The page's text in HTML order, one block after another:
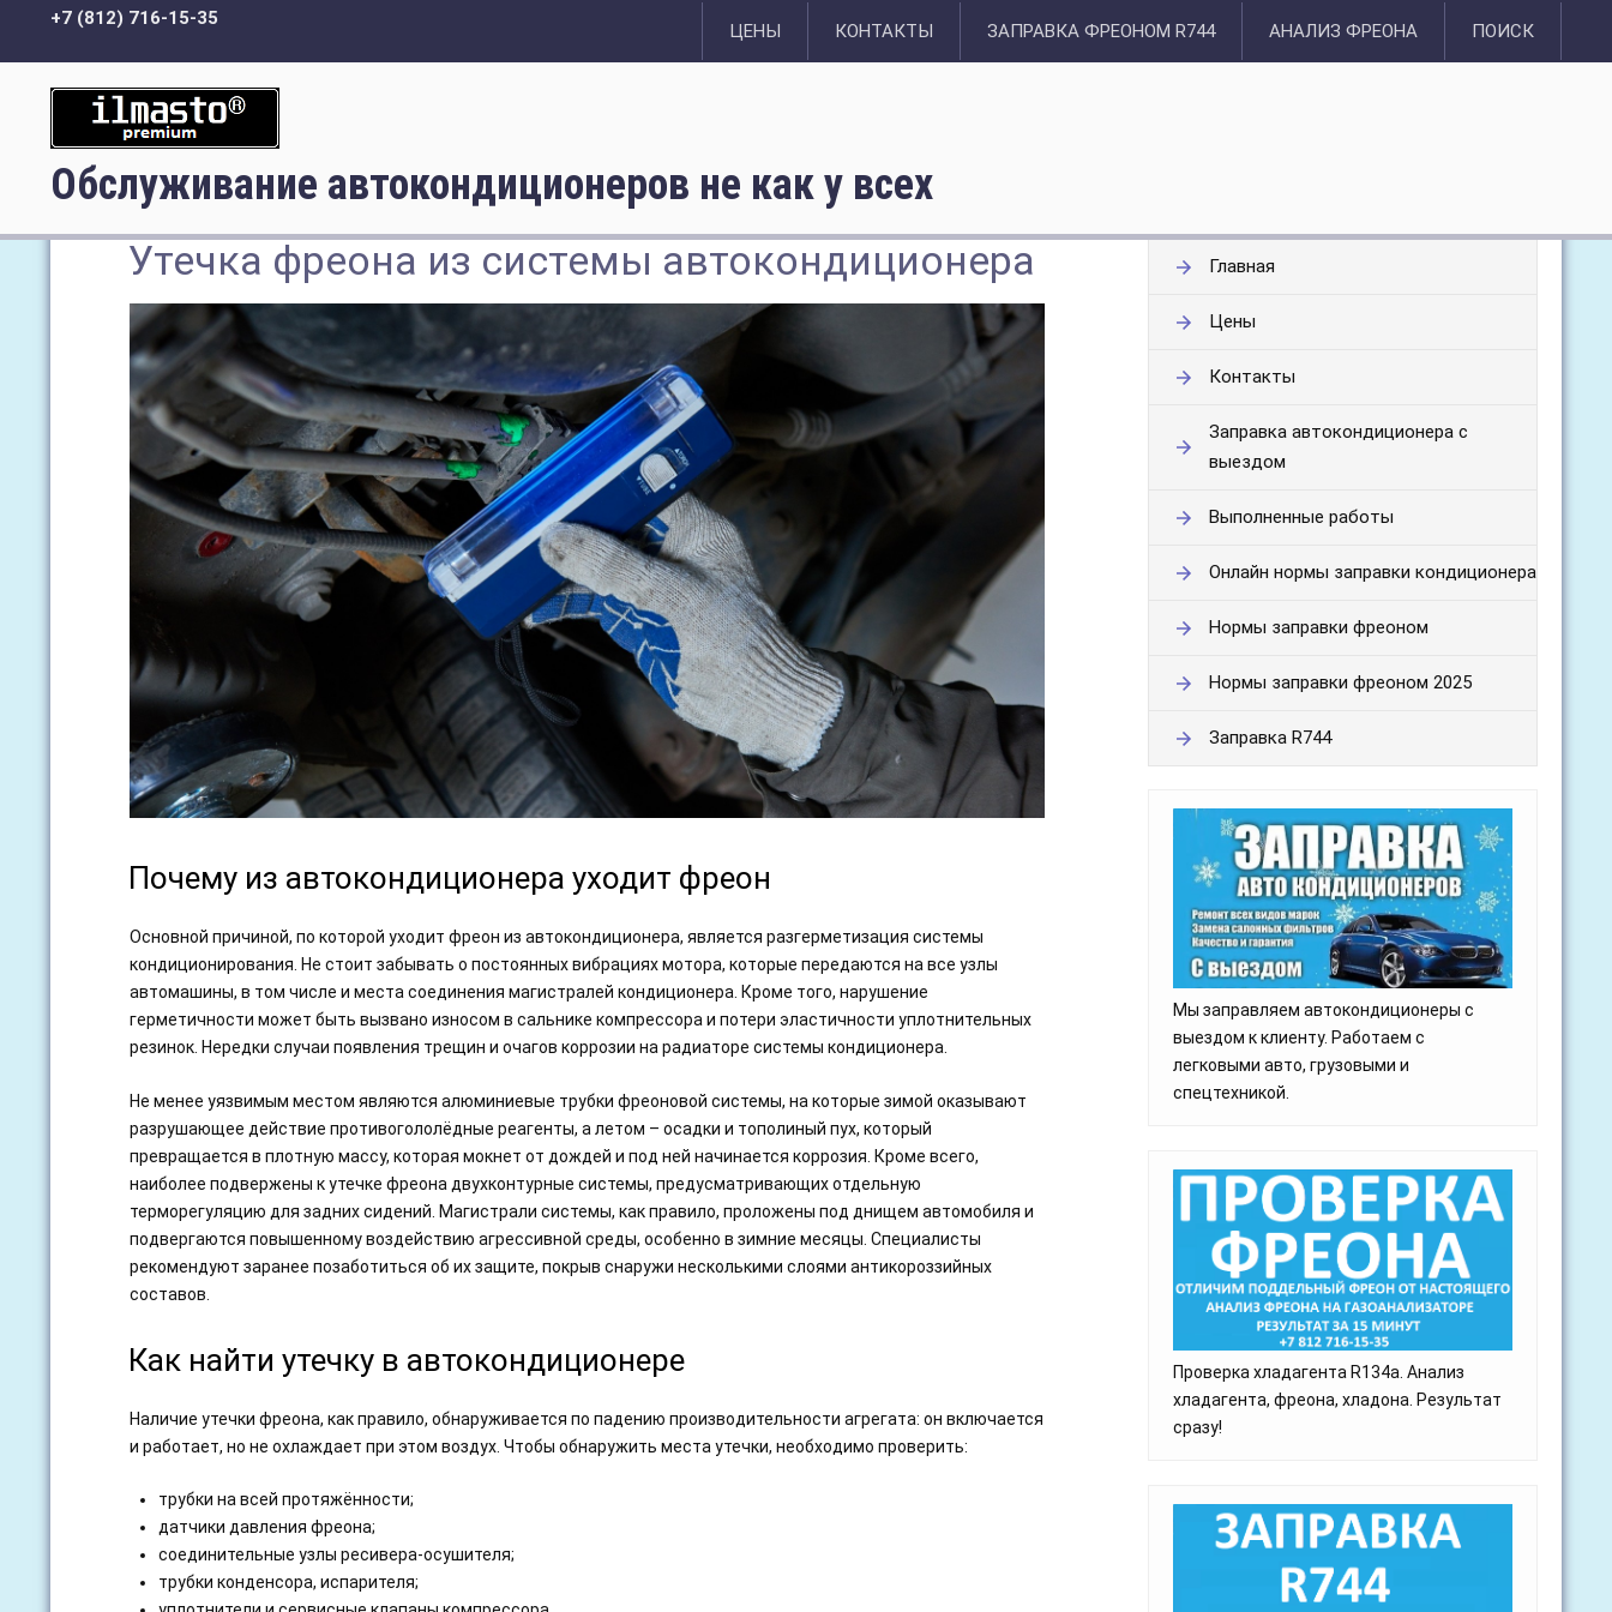
+7 (812) 716-15-35
ЦЕНЫ КОНТАКТЫ ЗАПРАВКА ФРЕОНОМ R744 АНАЛИЗ ФРЕОНА ПОИСК
Обслуживание автокондиционеров не как у всех
Утечка фреона из системы автокондиционера
Почему из автокондиционера уходит фреон
Основной причиной, по которой уходит фреон из автокондиционера, является разгерметизация системы
кондиционирования. Не стоит забывать о постоянных вибрациях мотора, которые передаются на все узлы
автомашины, в том числе и места соединения магистралей кондиционера. Кроме того, нарушение
герметичности может быть вызвано износом в сальнике компрессора и потери эластичности уплотнительных
резинок. Нередки случаи появления трещин и очагов коррозии на радиаторе системы кондиционера.
Не менее уязвимым местом являются алюминиевые трубки фреоновой системы, на которые зимой оказывают
разрушающее действие противогололёдные реагенты, а летом – осадки и тополиный пух, который
превращается в плотную массу, которая мокнет от дождей и под ней начинается коррозия. Кроме всего,
наиболее подвержены к утечке фреона двухконтурные системы, предусматривающих отдельную
терморегуляцию для задних сидений. Магистрали системы, как правило, проложены под днищем автомобиля и
подвергаются повышенному воздействию агрессивной среды, особенно в зимние месяцы. Специалисты
рекомендуют заранее позаботиться об их защите, покрыв снаружи несколькими слоями антикороззийных
составов.
Как найти утечку в автокондиционере
Наличие утечки фреона, как правило, обнаруживается по падению производительности агрегата: он включается
и работает, но не охлаждает при этом воздух. Чтобы обнаружить места утечки, необходимо проверить:
трубки на всей протяжённости;
датчики давления фреона;
соединительные узлы ресивера-осушителя;
трубки конденсора, испарителя;
Главная
Цены
Контакты
Заправка автокондиционера с
выездом
Выполненные работы
Онлайн нормы заправки кондиционера
Нормы заправки фреоном
Нормы заправки фреоном 2025
Заправка R744
Мы заправляем автокондиционеры с
выездом к клиенту. Работаем с
легковыми авто, грузовыми и
спецтехникой.
Проверка хладагента R134a. Анализ
хладагента, фреона, хладона. Результат
сразу!